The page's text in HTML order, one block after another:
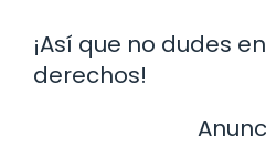
¡Así que no dudes
derechos!